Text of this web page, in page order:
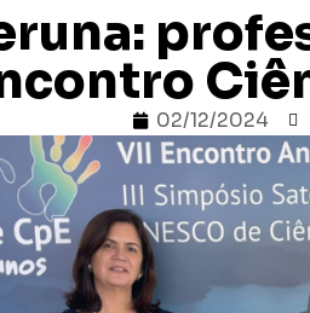
02/12/2024